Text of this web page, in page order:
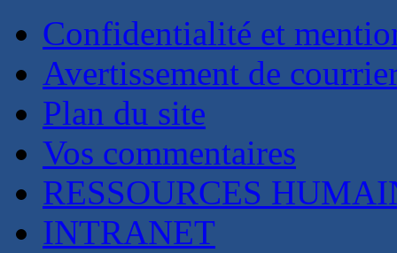
Confidentialité et
Avertissement de
Plan du site
Vos commentaires
RESSOURCES
INTRANET